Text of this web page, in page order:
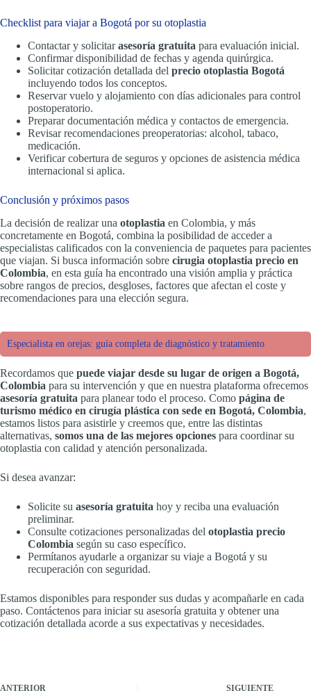
Checklist para viajar a Bogotá por su otoplastia
Contactar y solicitarasesoría gratuita para evaluación inicial.
Confirmar disponibilidad de fechas y agenda quirúrgica.
Solicitar cotización detallada del precio otoplastia Bogotá
incluyendo todos los conceptos.
Reservar vuelo y alojamiento con días adicionales para control
postoperatorio.
Preparar documentación médica y contactos de emergencia.
Revisar recomendaciones preoperatorias: alcohol, tabaco,
medicación.
Verificar cobertura de seguros y opciones de asistencia médica
internacional si aplica.
Conclusión y próximos pasos
La decisión de realizar una otoplastia en Colombia, y más
concretamente en Bogotá, combina la posibilidad de acceder a
especialistas calificados con la conveniencia de paquetes para pacientes
que viajan. Si busca información sobre cirugia otoplastia precio en
Colombia, en esta guía ha encontrado una visión amplia y práctica
sobre rangos de precios, desgloses, factores que afectan el coste y
recomendaciones para una elección segura.
Especialista en orejas: guía completa de diagnóstico y tratamiento
Recordamos que puede viajar desde su lugar de origen a Bogotá,
Colombia para su intervención y que en nuestra plataforma ofrecemos
asesoría gratuita para planear todo el proceso. Como página de
turismo médico en cirugía plástica con sede en Bogotá, Colombia,
estamos listos para asistirle y creemos que, entre las distintas
alternativas, somos una de las mejores opciones para coordinar su
otoplastia con calidad y atención personalizada.
Si desea avanzar:
Solicite su asesoría gratuita hoy y reciba una evaluación
preliminar.
Consulte cotizaciones personalizadas del otoplastia precio
Colombia según su caso específico.
Permítanos ayudarle a organizar su viaje a Bogotá y su
recuperación con seguridad.
Estamos disponibles para responder sus dudas y acompañarle en cada
paso. Contáctenos para iniciar su asesoría gratuita y obtener una
cotización detallada acorde a sus expectativas y necesidades.
ANTERIOR SIGUIENTE